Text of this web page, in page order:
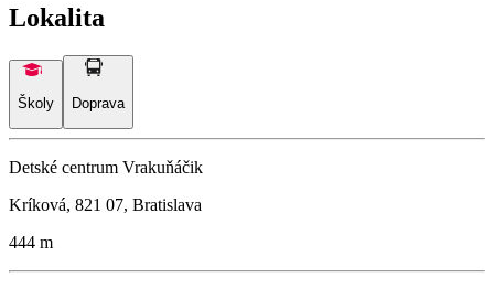
Lokalita
Školy Doprava
Detské centrum Vrakuňáčik
Kríková, 821 07, Bratislava
444 m